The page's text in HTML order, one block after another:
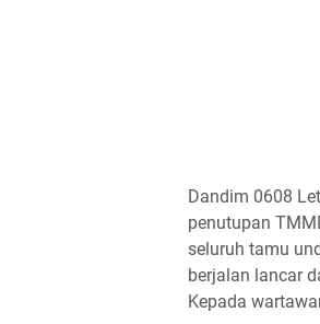
Dandim 0608
penutupan
seluruh tamu
berjalan lancar
Kepada